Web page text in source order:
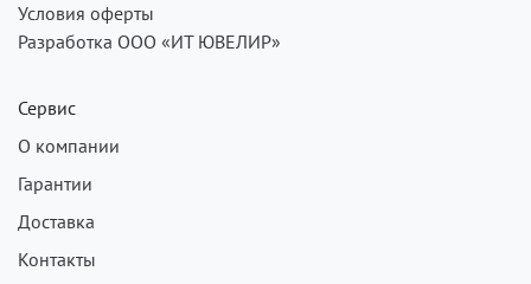
Условия оферты
Разработка ООО «ИТ ЮВЕЛИР»
Сервис
О компании
Гарантии
Доставка
Контакты